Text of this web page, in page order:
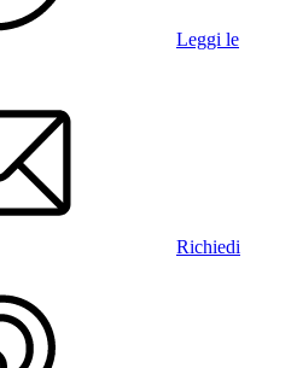
Leggi le
Richiedi